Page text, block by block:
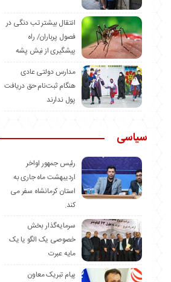
انتقال بیشتر تب دنگی در
فصول پرباران/ راه
پیشگیری از نیش پشه
مدارس دولتی عادی
هنگام ثبت‌نام حق دریافت
پول ندارند
سیاسی
رئیس جمهور اواخر
اردیبهشت ماه جاری به
استان کرمانشاه سفر می
کند.
سرمایه‌گذار بخش
خصوصی یک الگو یا یک
مایه عبرت
️پیام تبریک معاون